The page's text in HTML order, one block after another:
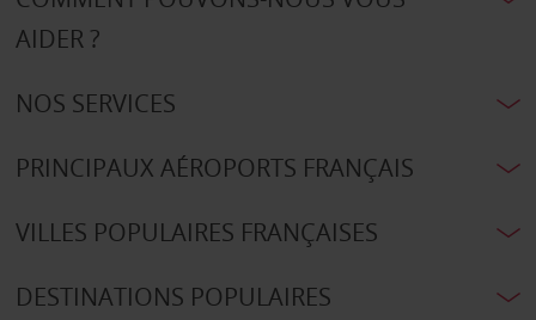
AIDER ?
NOS SERVICES
PRINCIPAUX AÉROPORTS FRANÇAIS
VILLES POPULAIRES FRANÇAISES
DESTINATIONS POPULAIRES